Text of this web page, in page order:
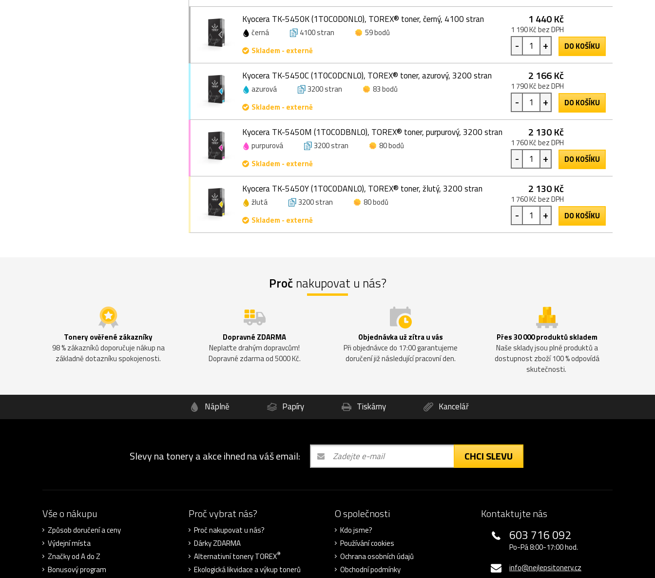
Kyocera TK-5450K (1T0C0D0NL0), TOREX® toner, černý, 4100 stran
černá 4100 stran
59 bodů
Skladem - externě
1 440 Kč
1 190 Kč bez DPH
- + DO KOŠÍKU
Kyocera TK-5450C (1T0C0DCNL0), TOREX® toner, azurový, 3200 stran
azurová 3200 stran
83 bodů
Skladem - externě
2 166 Kč
1 790 Kč bez DPH
- + DO KOŠÍKU
Kyocera TK-5450M (1T0C0DBNL0), TOREX® toner, purpurový, 3200 stran
purpurová 3200 stran
80 bodů
Skladem - externě
2 130 Kč
1 760 Kč bez DPH
- + DO KOŠÍKU
Kyocera TK-5450Y (1T0C0DANL0), TOREX® toner, žlutý, 3200 stran
žlutá 3200 stran
80 bodů
Skladem - externě
2 130 Kč
1 760 Kč bez DPH
- + DO KOŠÍKU
Proč nakupovat u nás?
Tonery ověřené zákazníky
98 % zákazníků doporučuje nákup na
základně dotazníku spokojenosti.
Dopravné ZDARMA
Neplaťte drahým dopravcům!
Dopravné zdarma od 5000 Kč.
Objednávka už zítra u vás
Při objednávce do 17:00 garantujeme
doručení již následující pracovní den.
Přes 30 000 produktů skladem
Naše sklady jsou plné produktů a
dostupnost zboží 100 % odpovídá
skutečnosti.
Náplně Papíry Tiskárny Kancelář
Slevy na tonery a akce ihned na váš email: CHCI SLEVU
Vše o nákupu
Způsob doručení a ceny
Výdejní místa
Značky od A do Z
Bonusový program
Proč vybrat nás?
Proč nakupovat u nás?
Dárky ZDARMA
Alternativní tonery TOREX®
Ekologická likvidace a výkup tonerů
O společnosti
Kdo jsme?
Používání cookies
Ochrana osobních údajů
Obchodní podmínky
Kontaktujte nás
603 716 092
Po-Pá 8:00-17:00 hod.
info@nejlepsitonery.cz